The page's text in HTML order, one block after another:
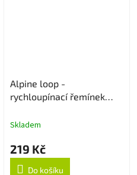
Alpine loop -
rychloupínací řemínek
Skladem
219 Kč
Do košíku